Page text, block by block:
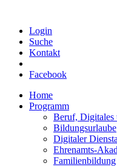
Login
Suche
Kontakt
Facebook
Home
Programm
Beruf, Digitales
Bildungsurlaube
Digitaler
Ehrenamts-
Familienbildung